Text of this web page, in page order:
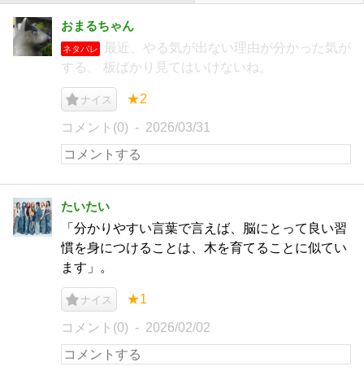
おまるちゃん
ネタバレ
最近、やる気が出ない理由が分かった気が
する。 板ばかり見てはいけないね。
ナイス ★2
コメント(0) 2026/03/31
たいたい
「分かりやすい言葉で言えば、脳にとって良い習
慣を身につけることは、木を育てることに似てい
ます」。
ナイス ★1
コメント(0) 2026/02/02